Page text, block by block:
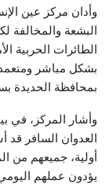
‏وأدان مركز عين
البشعة والمخالفة
الطائرات الحربية
بشكل مباشر
بمحافظة الحديدة
وأشار المركز، في
العدوان السافر
أولية، جميعهم من
يؤدون عملهم